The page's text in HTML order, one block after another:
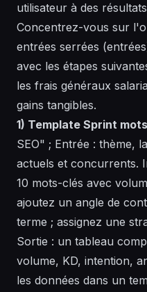
utilisateur à des
Concentrez-vous sur
entrées serrées
avec les étapes
les frais généraux
gains tangibles.
1) Template Sprint
SEO" ; Entrée : thème,
actuels et concurrents.
10 mots-clés avec
ajoutez un angle de
terme ; assignez une
Sortie : un tableau
volume, KD, intention,
les données dans un